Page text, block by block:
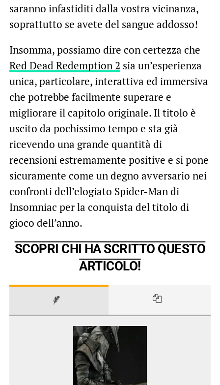
saranno infastiditi dalla vostra vicinanza,
soprattutto se avete del sangue addosso!
Insomma, possiamo dire con certezza che
Red Dead Redemption 2 sia un’esperienza
unica, particolare, interattiva ed immersiva
che potrebbe facilmente superare e
migliorare il capitolo originale. Il titolo è
uscito da pochissimo tempo e sta già
ricevendo una grande quantità di
recensioni estremamente positive e si pone
sicuramente come un degno avversario nei
confronti dell’elogiato Spider-Man di
Insomniac per la conquista del titolo di
gioco dell’anno.
SCOPRI CHI HA SCRITTO QUESTO
ARTICOLO!